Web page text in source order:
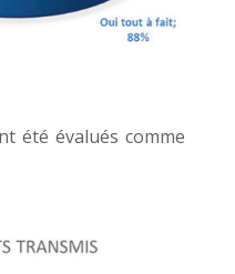
été évalués comme